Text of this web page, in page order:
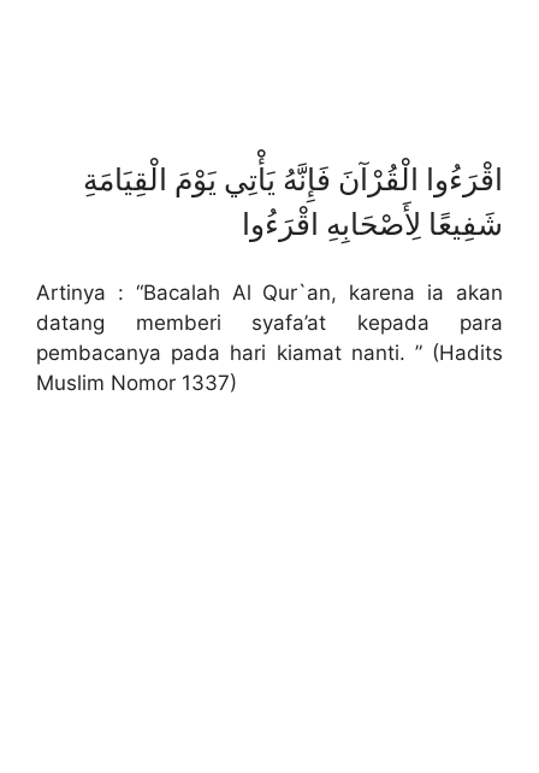
اقْرَءُوا الْقُرْآنَ فَإِنَّهُ يَأْتِي يَوْمَ الْقِيَامَةِ
شَفِيعًا لِأَصْحَابِهِ اقْرَءُوا
Artinya : “Bacalah Al Qur`an, karena ia akan
datang memberi syafa’at kepada para
pembacanya pada hari kiamat nanti. ” (Hadits
Muslim Nomor 1337)